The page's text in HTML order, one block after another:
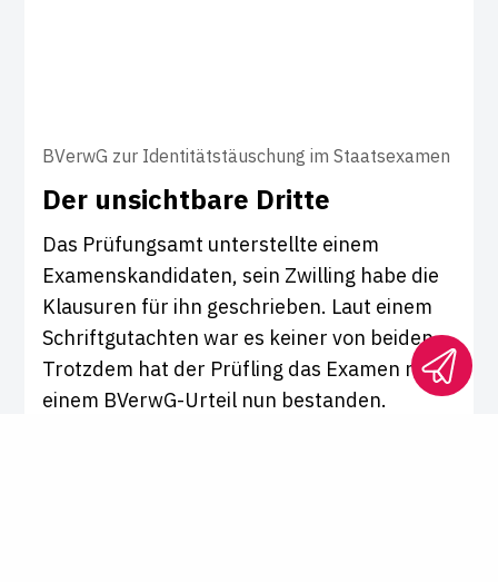
BVerwG zur Identitätstäuschung im Staatsexamen
Der unsicht­bare Dritte
Das Prüfungsamt unterstellte einem
Examenskandidaten, sein Zwilling habe die
Klausuren für ihn geschrieben. Laut einem
Schriftgutachten war es keiner von beiden.
Trotzdem hat der Prüfling das Examen nach
einem BVerwG-Urteil nun bestanden.